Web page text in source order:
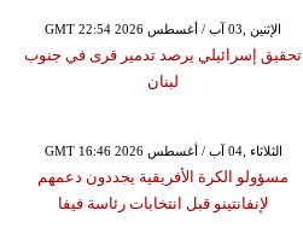
GMT 22:54 2026 الإثنين ,03 آب / أغسطس
تحقيق إسرائيلي يرصد تدمير قرى في جنوب
لبنان
GMT 16:46 2026 الثلاثاء ,04 آب / أغسطس
مسؤولو الكرة الأفريقية يجددون دعمهم
لإنفانتينو قبل انتخابات رئاسة فيفا